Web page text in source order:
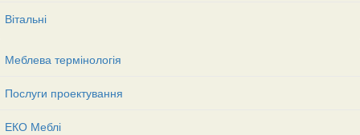
Вітальні
Меблева термінологія
Послуги проектування
ЕКО Меблі